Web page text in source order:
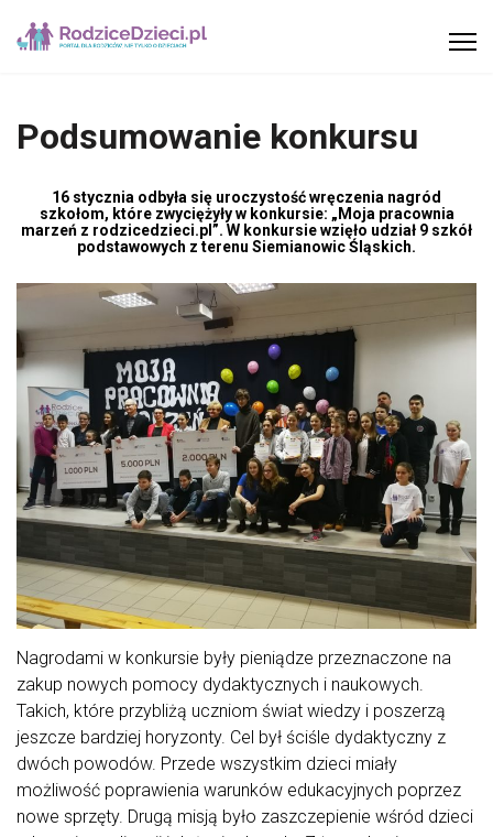
Podsumowanie konkursu
16 stycznia odbyła się uroczystość wręczenia nagród
szkołom, które zwyciężyły w konkursie: „Moja pracownia
marzeń z rodzicedzieci.pl”. W konkursie wzięło udział 9 szkół
podstawowych z terenu Siemianowic Śląskich.
Nagrodami w konkursie były pieniądze przeznaczone na
zakup nowych pomocy dydaktycznych i naukowych.
Takich, które przybliżą uczniom świat wiedzy i poszerzą
jeszcze bardziej horyzonty. Cel był ściśle dydaktyczny z
dwóch powodów. Przede wszystkim dzieci miały
możliwość poprawienia warunków edukacyjnych poprzez
nowe sprzęty. Drugą misją było zaszczepienie wśród dzieci